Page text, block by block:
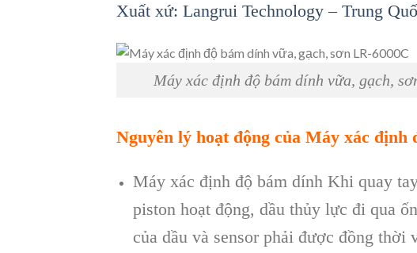
Xuất xứ: Langrui Technology – Trung
Máy xác định độ bám dính vữa, gạch,
Nguyên lý hoạt động của Máy xác định
Máy xác định độ bám dính Khi quay
piston hoạt động, dầu thủy lực đi qua
của dầu và sensor phải được đồng thời